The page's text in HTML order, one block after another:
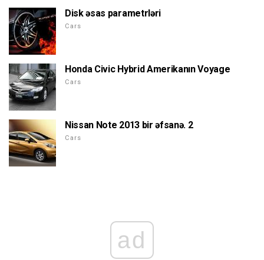
Disk əsas parametrləri
Cars
Honda Civic Hybrid Amerikanın Voyage
Cars
Nissan Note 2013 bir əfsanə. 2
Cars
ad